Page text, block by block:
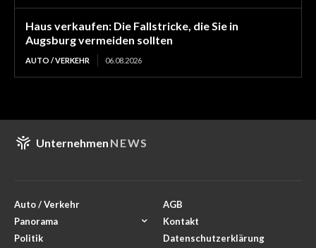
Haus verkaufen: Die Fallstricke, die Sie in
Augsburg vermeiden sollten
AUTO / VERKEHR 06.08.2026
Unternehmen NEWS
Auto / Verkehr
Panorama
Politik
AGB
Kontakt
Datenschutzerklärung